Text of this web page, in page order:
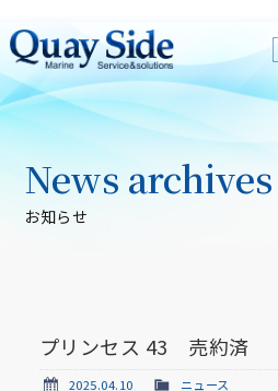
お知らせ
News archives
プリンセス 43 売約済
2025.04.10 ニュース